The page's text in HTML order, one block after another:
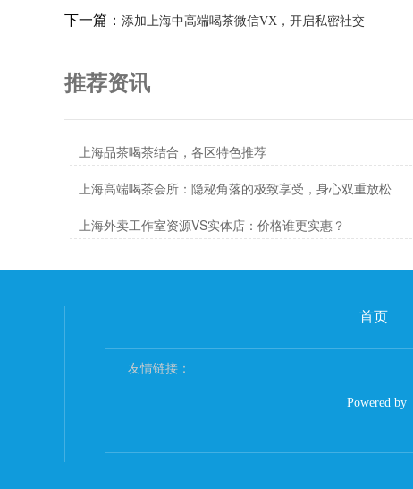
下一篇： 添加上海中高端喝茶微信VX，开启私密社交
推荐资讯
上海品茶喝茶结合，各区特色推荐
上海高端喝茶会所：隐秘角落的极致享受，身心双重放松
上海外卖工作室资源VS实体店：价格谁更实惠？
首页
友情链接：
Powered by